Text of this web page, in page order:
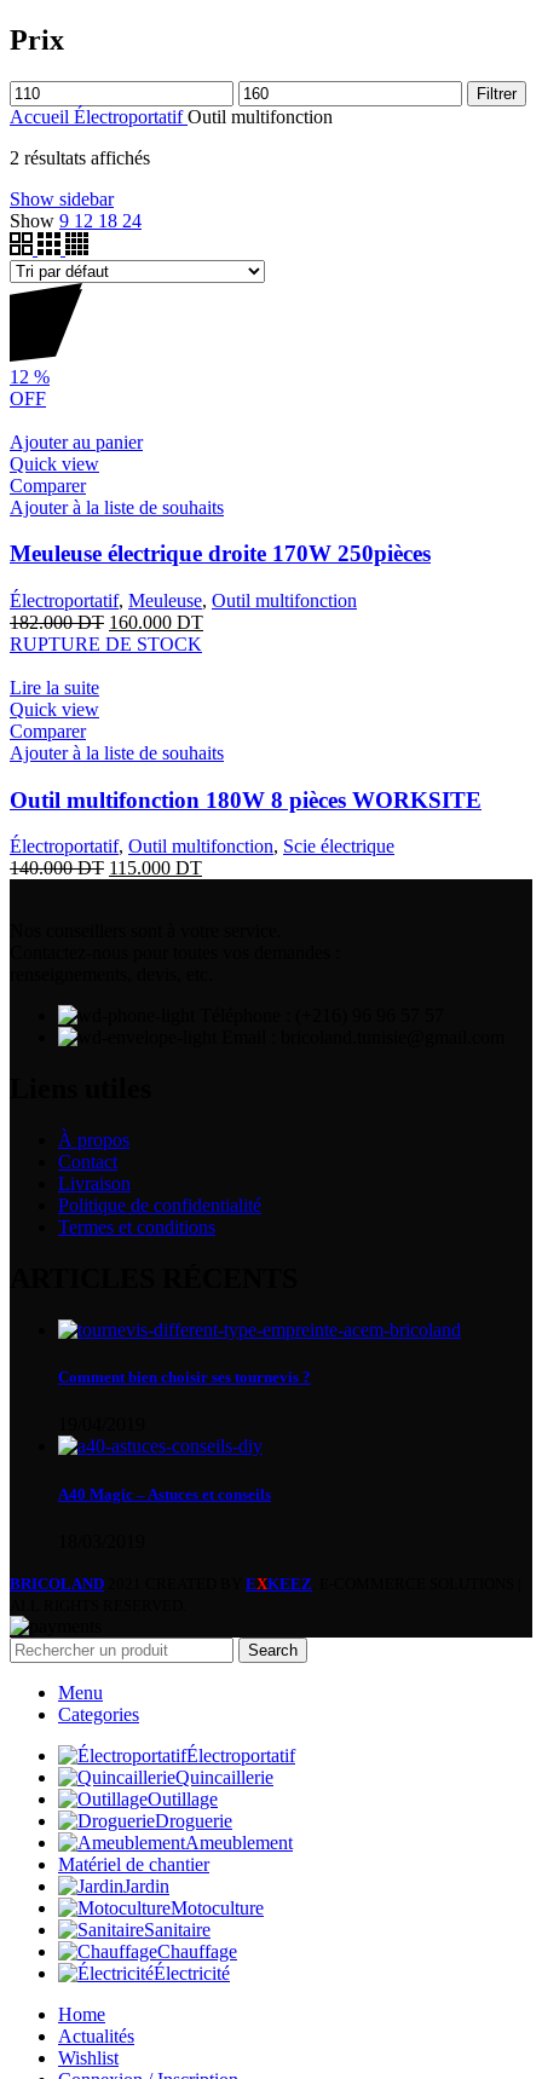
Prix
Filtrer
Accueil ÉlectroportatifOutil multifonction
2 résultats affichés
Show sidebar
Show 9 12 18 24
12 %
OFF
Ajouter au panier
Quick view
Comparer
Ajouter à la liste de souhaits
Meuleuse électrique droite 170W 250pièces
Électroportatif, Meuleuse, Outil multifonction
182.000DT 160.000 DT
RUPTURE DE STOCK
Lire la suite
Quick view
Comparer
Ajouter à la liste de souhaits
Outil multifonction 180W 8 pièces WORKSITE
Électroportatif, Outil multifonction, Scie électrique
140.000DT 115.000 DT
À propos
Contact
Livraison
Politique de confidentialité
Termes et conditions
Comment bien choisir ses tournevis ?
A40 Magic – Astuces et conseils
BRICOLAND EXKEEZ
Search
Menu
Categories
Électroportatif
Quincaillerie
Outillage
Droguerie
Ameublement
Matériel de chantier
Jardin
Motoculture
Sanitaire
Chauffage
Électricité
Home
Actualités
Wishlist